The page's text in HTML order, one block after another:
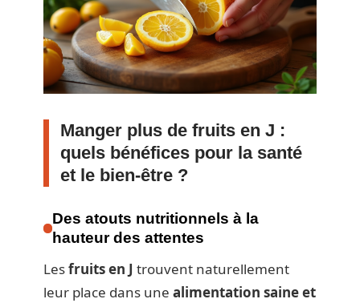
Manger plus de fruits en J :
quels bénéfices pour la santé
et le bien-être ?
Des atouts nutritionnels à la
hauteur des attentes
Lesfruits en J trouvent naturellement
leur place dans une alimentation saine et